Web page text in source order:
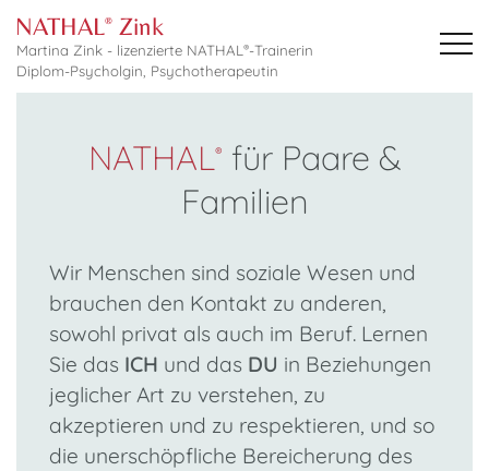
NATHAL® Zink
Martina Zink - lizenzierte NATHAL ®-Trainerin
Diplom-Psycholgin, Psychotherapeutin
NATHAL®
für Paare &
Familien
Wir Menschen sind soziale Wesen und
brauchen den Kontakt zu anderen,
sowohl privat als auch im Beruf. Lernen
Sie das ICH und das DU in Beziehungen
jeglicher Art zu verstehen, zu
akzeptieren und zu respektieren, und so
die unerschöpfliche Bereicherung des